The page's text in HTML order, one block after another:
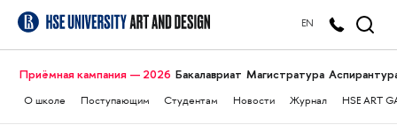
EN
Приёмная кампания — 2026 Бакалавриат Магистратура
О школе Поступающим Студентам Новости Журнал HSE ART